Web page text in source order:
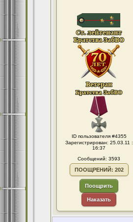
ID пользователя #4355
Зарегистрирован: 25.03.11 :
16:37
Сообщений: 3593
ПООЩРЕНИЙ: 202
Поощрить
Наказать